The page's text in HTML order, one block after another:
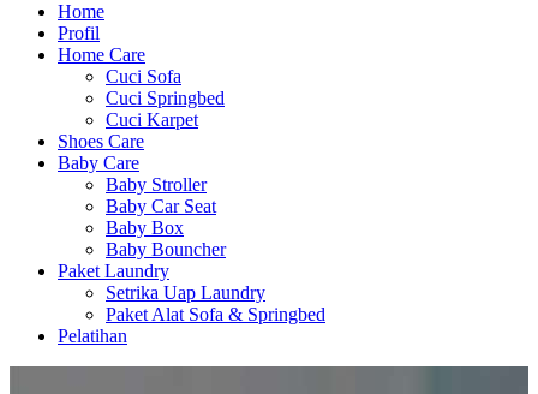
Home
Profil
Home Care
Cuci Sofa
Cuci Springbed
Cuci Karpet
Shoes Care
Baby Care
Baby Stroller
Baby Car Seat
Baby Box
Baby Bouncher
Paket Laundry
Setrika Uap Laundry
Paket Alat Sofa & Springbed
Pelatihan